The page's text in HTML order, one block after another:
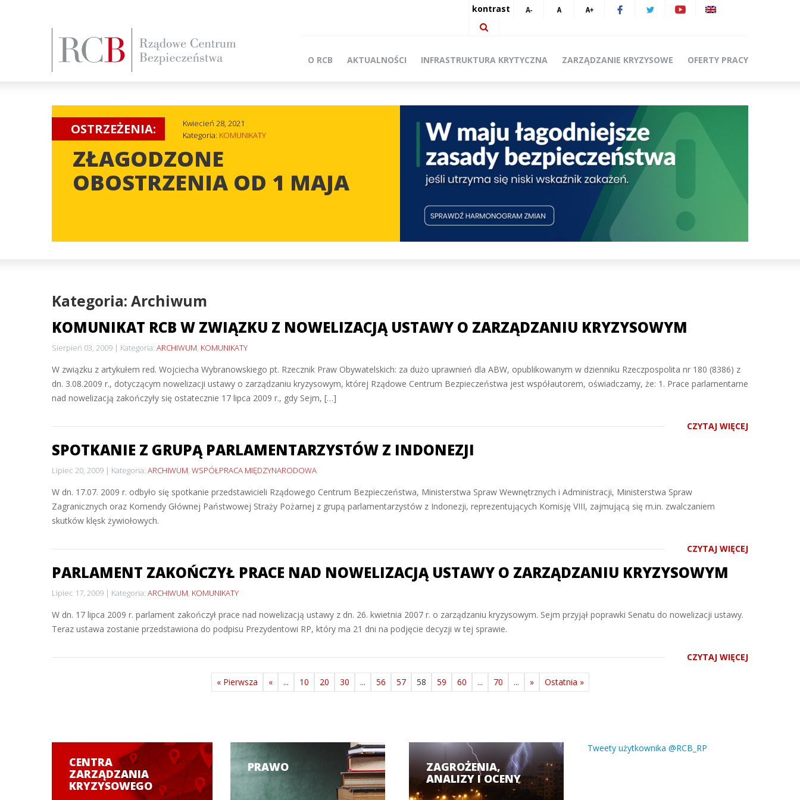
kontrast
O RCB AKTUALNOŚCI INFRASTRUKTURA KRYTYCZNA ZARZĄDZANIE KRYZYSOWE OFERTY PRACY
OSTRZEŻENIA:
Kwiecień 28, 2021
Kategoria: KOMUNIKATY
ZŁAGODZONE
OBOSTRZENIA OD 1 MAJA
Kategoria: Archiwum
KOMUNIKAT RCB W ZWIĄZKU Z NOWELIZACJĄ USTAWY O ZARZĄDZANIU KRYZYSOWYM
Sierpień 03, 2009 Kategoria: ARCHIWUM, KOMUNIKATY
W związku z artykułem red. Wojciecha Wybranowskiego pt. Rzecznik Praw Obywatelskich: za dużo uprawnień dla ABW, opublikowanym w dzienniku Rzeczpospolita nr 180 (8386) z
dn. 3.08.2009 r., dotyczącym nowelizacji ustawy o zarządzaniu kryzysowym, której Rządowe Centrum Bezpieczeństwa jest współautorem, oświadczamy, że: 1. Prace parlamentarne
nad nowelizacją zakończyły się ostatecznie 17 lipca 2009 r., gdy Sejm, […]
CZYTAJ WIĘCEJ
SPOTKANIE Z GRUPĄ PARLAMENTARZYSTÓW Z INDONEZJI
Lipiec 20, 2009 Kategoria: ARCHIWUM, WSPÓŁPRACA MIĘDZYNARODOWA
W dn. 17.07. 2009 r. odbyło się spotkanie przedstawicieli Rządowego Centrum Bezpieczeństwa, Ministerstwa Spraw Wewnętrznych i Administracji, Ministerstwa Spraw
Zagranicznych oraz Komendy Głównej Państwowej Straży Pożarnej z grupą parlamentarzystów z Indonezji, reprezentujących Komisję VIII, zajmującą się m.in. zwalczaniem
skutków klęsk żywiołowych.
CZYTAJ WIĘCEJ
PARLAMENT ZAKOŃCZYŁ PRACE NAD NOWELIZACJĄ USTAWY O ZARZĄDZANIU KRYZYSOWYM
Lipiec 17, 2009 Kategoria: ARCHIWUM, KOMUNIKATY
W dn. 17 lipca 2009 r. parlament zakończył prace nad nowelizacją ustawy z dn. 26. kwietnia 2007 r. o zarządzaniu kryzysowym. Sejm przyjął poprawki Senatu do nowelizacji ustawy.
Teraz ustawa zostanie przedstawiona do podpisu Prezydentowi RP, który ma 21 dni na podjęcie decyzji w tej sprawie.
CZYTAJ WIĘCEJ
« Pierwsza « ... 10 20 30 ... 56 57 58 59 60 ... 70 ... » Ostatnia »
CENTRA
ZARZĄDZANIA
KRYZYSOWEGO
PRAWO
ZAGROŻENIA,
ANALIZY I OCENY
Tweety użytkownika @RCB_RP